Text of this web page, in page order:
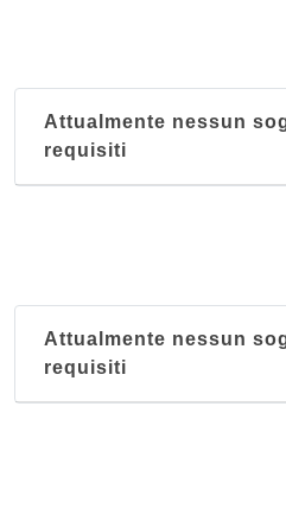
Attualmente nessun
requisiti
Attualmente nessun
requisiti